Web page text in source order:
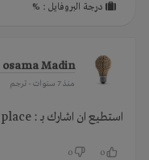
درجة البروفايل : %
osama Madin
منذ 7 سنوات - ترجم
استطيع ان اشارك بـ : place .
0
0